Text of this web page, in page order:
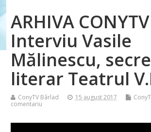
ARHIVA
Interviu Vasile
Mălinescu,
literar Teatrul
ConyTV Bârlad 15 august 2017
comentariu